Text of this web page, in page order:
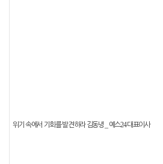
위기 속에서 기회를 발견하라김동녕 예스24대표이사